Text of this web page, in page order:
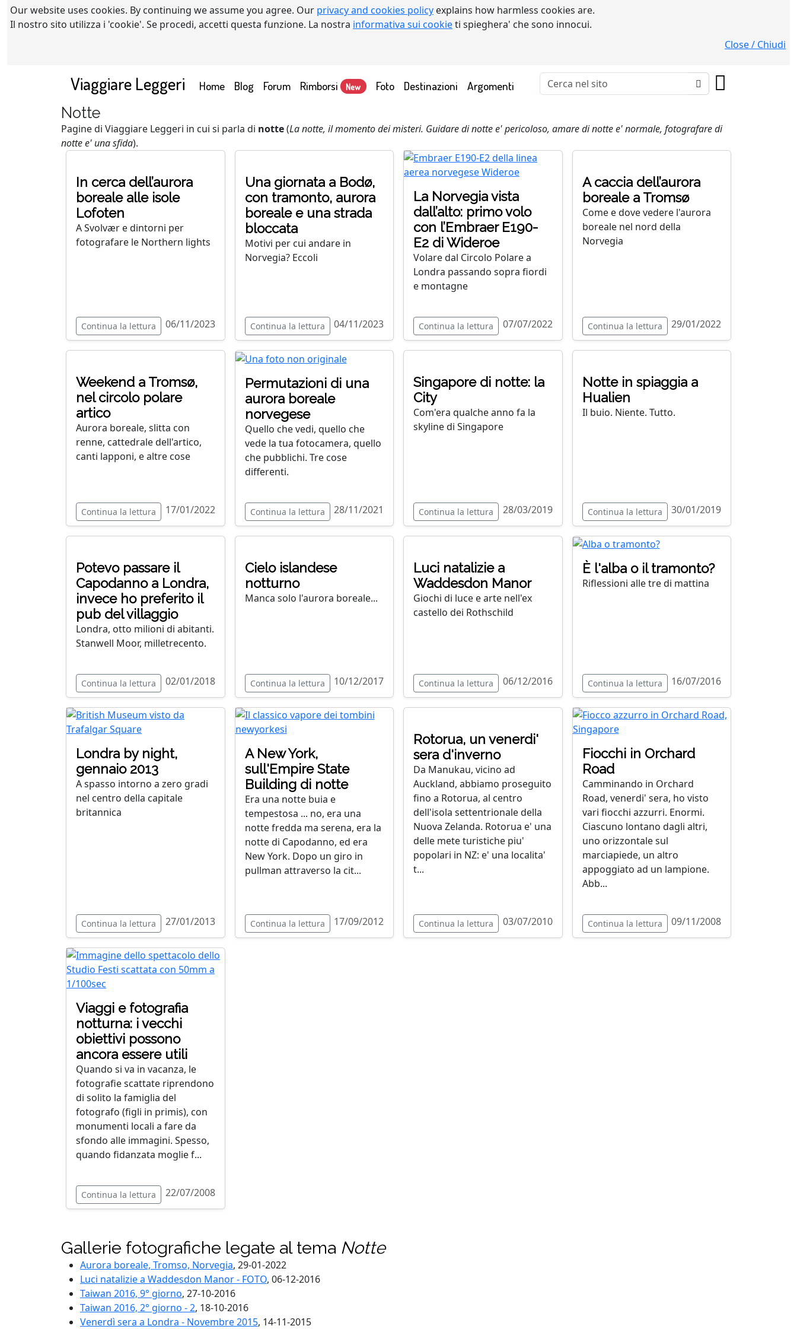
Our website uses cookies. By continuing we assume you agree. Our privacy and cookies policy explains how harmless cookies are.
Il nostro sito utilizza i 'cookie'. Se procedi, accetti questa funzione. La nostra informativa sui cookieti spieghera' che sono innocui.
Close / Chiudi
Viaggiare Leggeri Home(current)
Blog Forum Rimborsi New Foto Destinazioni Argomenti
Notte
Pagine di Viaggiare Leggeri in cui si parla di notte(La notte, il momento dei misteri. Guidare di notte e' pericoloso, amare di notte e' normale, fotografare di
notte e' una sfida).
In cerca dell’aurora
boreale alle isole
Lofoten
A Svolvær e dintorni per
fotografare le Northern lights
Continua la lettura 06/11/2023
Una giornata a Bodø,
con tramonto, aurora
boreale e una strada
bloccata
Motivi per cui andare in
Norvegia? Eccoli
Continua la lettura 04/11/2023
La Norvegia vista
dall’alto: primo volo
con l’Embraer E190-
E2 di Wideroe
Volare dal Circolo Polare a
Londra passando sopra fiordi
e montagne
Continua la lettura 07/07/2022
A caccia dell’aurora
boreale a Tromsø
Come e dove vedere l'aurora
boreale nel nord della
Norvegia
Continua la lettura 29/01/2022
Weekend a Tromsø,
nel circolo polare
artico
Aurora boreale, slitta con
renne, cattedrale dell'artico,
canti lapponi, e altre cose
Continua la lettura 17/01/2022
Permutazioni di una
aurora boreale
norvegese
Quello che vedi, quello che
vede la tua fotocamera, quello
che pubblichi. Tre cose
differenti.
Continua la lettura 28/11/2021
Singapore di notte: la
City
Com'era qualche anno fa la
skyline di Singapore
Continua la lettura 28/03/2019
Notte in spiaggia a
Hualien
Il buio. Niente. Tutto.
Continua la lettura 30/01/2019
Potevo passare il
Capodanno a Londra,
invece ho preferito il
pub del villaggio
Londra, otto milioni di abitanti.
Stanwell Moor, milletrecento.
Continua la lettura 02/01/2018
Cielo islandese
notturno
Manca solo l'aurora boreale...
Continua la lettura 10/12/2017
Luci natalizie a
Waddesdon Manor
Giochi di luce e arte nell'ex
castello dei Rothschild
Continua la lettura 06/12/2016
È l'alba o il tramonto?
Riflessioni alle tre di mattina
Continua la lettura 16/07/2016
Londra by night,
gennaio 2013
A spasso intorno a zero gradi
nel centro della capitale
britannica
Continua la lettura 27/01/2013
A New York,
sull'Empire State
Building di notte
Era una notte buia e
tempestosa ... no, era una
notte fredda ma serena, era la
notte di Capodanno, ed era
New York. Dopo un giro in
pullman attraverso la cit...
Continua la lettura 17/09/2012
Rotorua, un venerdi'
sera d'inverno
Da Manukau, vicino ad
Auckland, abbiamo proseguito
fino a Rotorua, al centro
dell'isola settentrionale della
Nuova Zelanda. Rotorua e' una
delle mete turistiche piu'
popolari in NZ: e' una localita'
t...
Continua la lettura 03/07/2010
Fiocchi in Orchard
Road
Camminando in Orchard
Road, venerdi' sera, ho visto
vari fiocchi azzurri. Enormi.
Ciascuno lontano dagli altri,
uno orizzontale sul
marciapiede, un altro
appoggiato ad un lampione.
Abb...
Continua la lettura 09/11/2008
Viaggi e fotografia
notturna: i vecchi
obiettivi possono
ancora essere utili
Quando si va in vacanza, le
fotografie scattate riprendono
di solito la famiglia del
fotografo (figli in primis), con
monumenti locali a fare da
sfondo alle immagini. Spesso,
quando fidanzata moglie f...
Continua la lettura 22/07/2008
Gallerie fotografiche legate al tema Notte
Aurora boreale, Tromso, Norvegia, 29-01-2022
Luci natalizie a Waddesdon Manor - FOTO, 06-12-2016
Taiwan 2016, 9° giorno, 27-10-2016
Taiwan 2016, 2° giorno - 2, 18-10-2016
Venerdì sera a Londra - Novembre 2015, 14-11-2015